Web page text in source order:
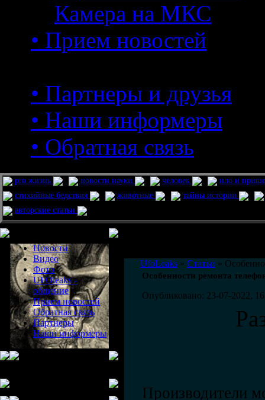
Камера на МКС
• Прием новостей
• Партнеры и друзья
• Наши информеры
• Обратная связь
pro жизнь новости науки человек
нло и
стихийные бедствия
животные
тайны истории
авторские статьи
Новости
Видео
Фото
UFOleaks -
общение
Прием новостей
Обратная связь
Партнеры
Наши информеры
UfoLeaks » Статьи »
Особенности ремонта
Опубликовано: 23-07-2022,
Производители